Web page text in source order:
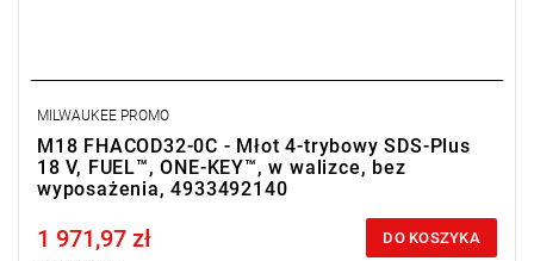
MILWAUKEE PROMO
M18 FHACOD32-0C - Młot 4-trybowy SDS-Plus
18 V, FUEL™, ONE-KEY™, w walizce, bez
wyposażenia, 4933492140
Price tax included
1 971,97 zł DO KOSZYKA